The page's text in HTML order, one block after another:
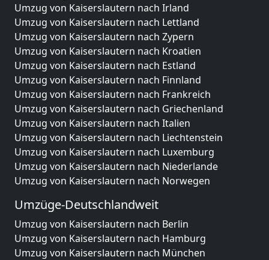
Umzug von Kaiserslautern nach Irland
Umzug von Kaiserslautern nach Lettland
Umzug von Kaiserslautern nach Zypern
Umzug von Kaiserslautern nach Kroatien
Umzug von Kaiserslautern nach Estland
Umzug von Kaiserslautern nach Finnland
Umzug von Kaiserslautern nach Frankreich
Umzug von Kaiserslautern nach Griechenland
Umzug von Kaiserslautern nach Italien
Umzug von Kaiserslautern nach Liechtenstein
Umzug von Kaiserslautern nach Luxemburg
Umzug von Kaiserslautern nach Niederlande
Umzug von Kaiserslautern nach Norwegen
Umzüge-Deutschlandweit
Umzug von Kaiserslautern nach Berlin
Umzug von Kaiserslautern nach Hamburg
Umzug von Kaiserslautern nach München